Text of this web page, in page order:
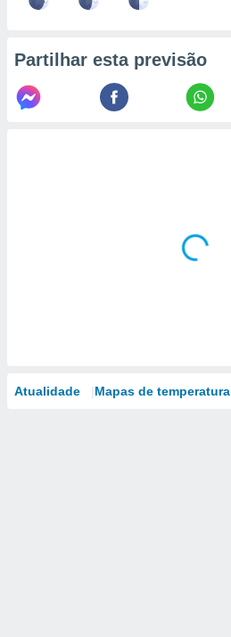
Partilhar esta previsão
Atualidade Mapas de temperatura